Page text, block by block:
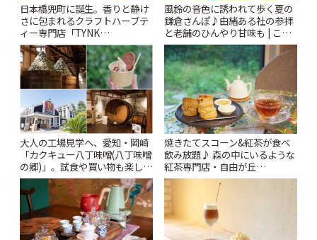
日本橋兜町に誕生。香りと静け
さに包まれるクラフトハーブテ
ィー専門店「TYNK
Kabutocho」 | ことりっぷ
風鈴の音色に誘われて歩く夏の
鎌倉さんぽ♪由緒ある社の参拝
と老舗のひんやり甘味も | こと
りっぷ
大人の工場見学へ、愛知・岡崎
「カクキュー八丁味噌(八丁味噌
の郷)」。試食や買い物も楽しみ
♪ | ことりっぷ
焼きたてスコーン&紅茶が食べ
飲み放題♪ 森の中にいるような
紅茶専門店・自由が丘
「YOTSUBA TEA」でのんびり
時間 | ことりっぷ